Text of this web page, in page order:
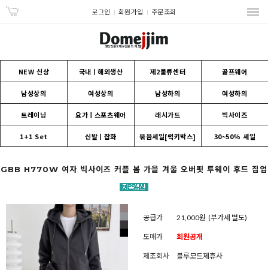
로그인 회원가입 주문조회
NEW 신상 국내ㅣ해외생산 제2물류센터 골프웨어
남성상의 여성상의 남성하의 여성하의
트레이닝 요가ㅣ스포츠웨어 래시가드 빅사이즈
1+1 Set 신발ㅣ잡화 묶음세일[럭키박스] 30~50% 세일
GBB H770W 여자 빅사이즈 커플 봄 가을 겨울 오버핏 투웨이 후드 집업
공급가 21,000원 (부가세 별도)
도매가 회원공개
제조회사 블루모드제휴사